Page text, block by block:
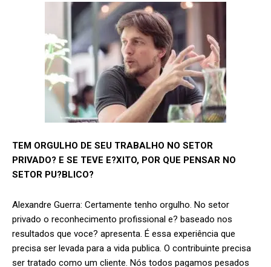
TEM ORGULHO DE SEU TRABALHO NO SETOR
PRIVADO? E SE TEVE E?XITO, POR QUE PENSAR NO
SETOR PU?BLICO?
Alexandre Guerra: Certamente tenho orgulho. No setor
privado o reconhecimento profissional e? baseado nos
resultados que voce? apresenta. É essa experiência que
precisa ser levada para a vida publica. O contribuinte precisa
ser tratado como um cliente. Nós todos pagamos pesados